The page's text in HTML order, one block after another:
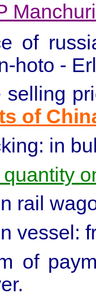
of
hoto -
selling
of
in
quantity
rail
vessel:
of